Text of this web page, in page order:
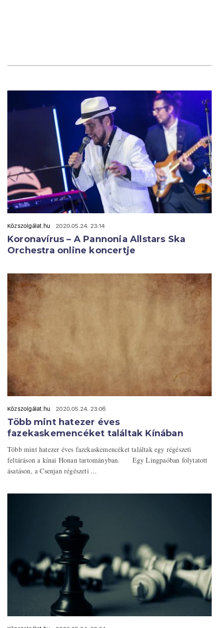
Közszolgálat.hu 2020.05.24. 23:14
Koronavírus – A Pannonia Allstars Ska
Orchestra online koncertje
Közszolgálat.hu 2020.05.24. 23:06
Több mint hatezer éves
fazekaskemencéket találtak Kínában
Több mint hatezer éves fazekaskemencéket találtak egy régészeti
feltáráson a kínai Honan tartományban. Egy Lingpaóban folytatott
ásatáson, a Csenjan régészeti ...